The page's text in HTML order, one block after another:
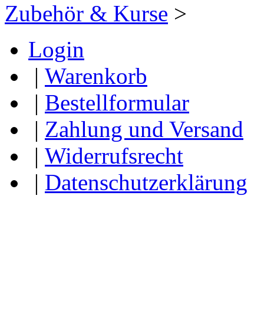
Zubehör & Kurse >
Login
| Warenkorb
| Bestellformular
| Zahlung und Versand
| Widerrufsrecht
| Datenschutzerklärung